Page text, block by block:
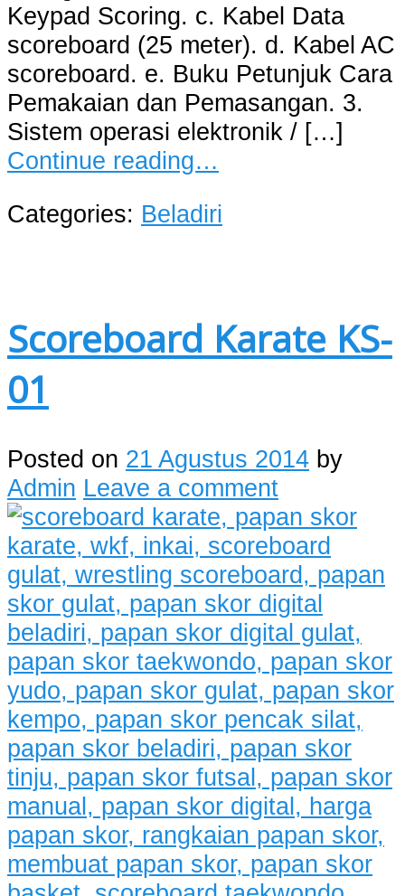
Keypad Scoring. c. Kabel Data
scoreboard (25 meter). d. Kabel AC
scoreboard. e. Buku Petunjuk Cara
Pemakaian dan Pemasangan. 3.
Sistem operasi elektronik / […]
Continue reading…
Categories: Beladiri
Scoreboard Karate KS-
01
Posted on 21 Agustus 2014 by
Admin Leave a comment